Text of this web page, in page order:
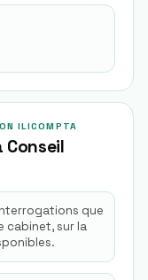
ILICOMPTA
Conseil
que
cabinet, sur la